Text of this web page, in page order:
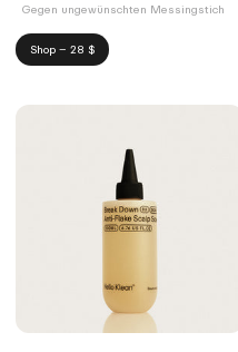
Gegen ungewünschten Messingstich
Shop – 28 $